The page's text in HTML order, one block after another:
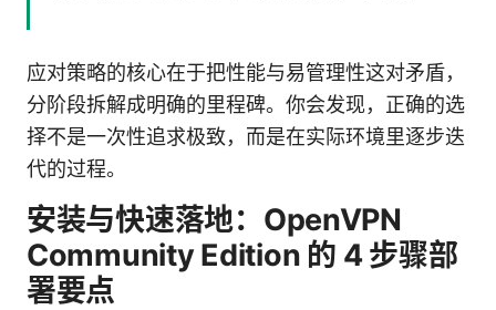
应对策略的核心在于把性能与易管理性这对矛盾，
分阶段拆解成明确的里程碑。你会发现，正确的选
择不是一次性追求极致，而是在实际环境里逐步迭
代的过程。
安装与快速落地：OpenVPN
Community Edition 的 4 步骤部
署要点